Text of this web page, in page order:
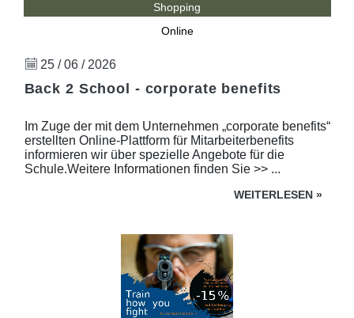
Shopping
Online
25 / 06 / 2026
Back 2 School - corporate benefits
Im Zuge der mit dem Unternehmen „corporate benefits“
erstellten Online-Plattform für Mitarbeiterbenefits
informieren wir über spezielle Angebote für die
Schule.Weitere Informationen finden Sie >> ...
WEITERLESEN »